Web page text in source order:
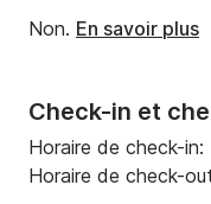
Check-in et
Horaire de check-in:
Horaire de check-
Non. En savoir plus